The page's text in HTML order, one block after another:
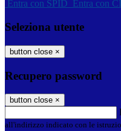
Entra con SPID Entra con
Seleziona utente
button close ×
Recupero password
button close ×
all'indirizzo indicato con le